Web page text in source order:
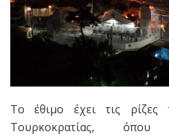
Το έθιμο έχει τις
Τουρκοκρατίας,